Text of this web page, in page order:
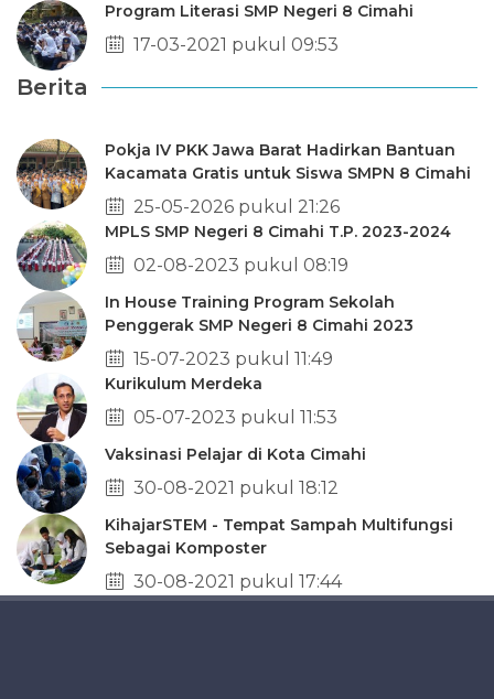
Program Literasi SMP Negeri 8 Cimahi
17-03-2021 pukul 09:53
Berita
Pokja IV PKK Jawa Barat Hadirkan Bantuan
Kacamata Gratis untuk Siswa SMPN 8 Cimahi
25-05-2026 pukul 21:26
MPLS SMP Negeri 8 Cimahi T.P. 2023-2024
02-08-2023 pukul 08:19
In House Training Program Sekolah
Penggerak SMP Negeri 8 Cimahi 2023
15-07-2023 pukul 11:49
Kurikulum Merdeka
05-07-2023 pukul 11:53
Vaksinasi Pelajar di Kota Cimahi
30-08-2021 pukul 18:12
KihajarSTEM - Tempat Sampah Multifungsi
Sebagai Komposter
30-08-2021 pukul 17:44